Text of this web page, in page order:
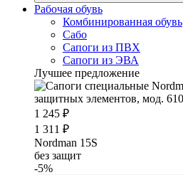
Рабочая обувь
Комбинированная обувь
Сабо
Сапоги из ПВХ
Сапоги из ЭВА
Лучшее предложение
1 245 ₽
1 311 ₽
Nordman 15S
без защит
-5%